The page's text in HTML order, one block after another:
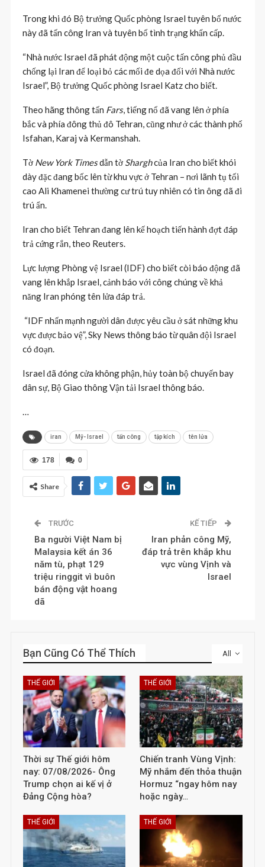
Trong khi đó Bộ trưởng Quốc phòng Israel tuyên bố nước
này đã tấn công Iran và tuyên bố tình trạng khẩn cấp.
“Nhà nước Israel đã phát động một cuộc tấn công phủ đầu
chống lại Iran để loại bỏ các mối đe dọa đối với Nhà nước
Israel”, Bộ trưởng Quốc phòng Israel Katz cho biết.
Theo hãng thông tấn Fars, tiếng nổ đã vang lên ở phía
bắc và phía đông thủ đô Tehran, cũng như ở các thành phố
Isfahan, Karaj và Kermanshah.
Tờ New York Timesdẫn tờ Sharghcủa Iran cho biết khói
dày đặc đang bốc lên từ khu vực ở Tehran – nơi lãnh tụ tối
cao Ali Khamenei thường cư trú tuy nhiên có tin ông đã đi
trú ẩn.
Iran cho biết Tehran đang lên kế hoạch tiến hành đợt đáp
trả cứng rắn, theo Reuters.
Lực lượng Phòng vệ Israel (IDF) cho biết còi báo động đã
vang lên khắp Israel, cảnh báo với công chúng về khả
năng Iran phóng tên lửa đáp trả.
“IDF nhấn mạnh người dân được yêu cầu ở sát những khu
vực được bảo vệ”, Sky News thông báo từ quân đội Israel
có đoạn.
Israel đã đóng cửa không phận, hủy toàn bộ chuyến bay
dân sự, Bộ Giao thông Vận tải Israel thông báo.
…
iran Mỹ- Israel tấn công tập kích tên lửa
0
178
Share
TRƯỚC
Ba người Việt Nam bị
Malaysia kết án 36
năm tù, phạt 129
triệu ringgit vì buôn
bán động vật hoang
dã
KẾ TIẾP
Iran phản công Mỹ,
đáp trả trên khắp khu
vực vùng Vịnh và
Israel
All
Bạn Cũng Có Thể Thích
THẾ GIỚI
Thời sự Thế giới hôm
nay: 07/08/2026- Ông
Trump chọn ai kế vị ở
Đảng Cộng hòa?
THẾ GIỚI
Chiến tranh Vùng Vịnh:
Mỹ nhắm đến thỏa thuận
Hormuz “ngay hôm nay
hoặc ngày…
THẾ GIỚI THẾ GIỚI